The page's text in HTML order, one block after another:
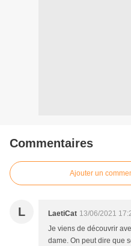
Commentaires
Ajouter un
L LaetiCat 13/06/2021
Je viens de découvrir
dame. On peut dire que